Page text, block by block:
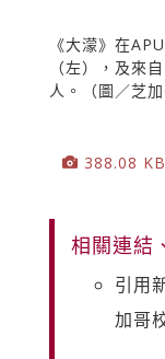
《大濛》在
（左），及來
人。（圖／芝
388.08
相關連結
引用
加哥